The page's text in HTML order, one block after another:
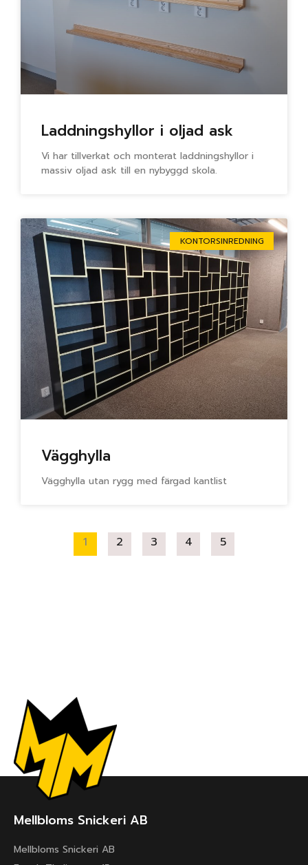
Laddningshyllor i oljad ask
Vi har tillverkat och monterat laddningshyllor i
massiv oljad ask till en nybyggd skola.
KONTORSINREDNING
Vägghylla
Vägghylla utan rygg med färgad kantlist
1 2 3 4 5
Mellbloms Snickeri AB
Mellbloms Snickeri AB